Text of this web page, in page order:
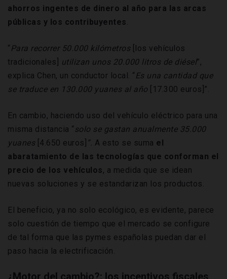
ahorros ingentes de dinero al año para las arcas
públicas y los contribuyentes.
“ Para recorrer 50.000 kilómetros [los vehículos
tradicionales]
utilizan unos 20.000 litros de diésel”,
explica Chen, un conductor local. “ Es una cantidad que
se traduce en 130.000 yuanes al año
[17.300 euros]”.
En cambio, haciendo uso del vehículo eléctrico para una
misma distancia “ solo se gastan anualmente 35.000
yuanes [4.650 euros] ”. A esto se suma el
abaratamiento de las tecnologías que conforman el
precio de los vehículos, a medida que se idean
nuevas soluciones y se estandarizan los productos.
El beneficio, ya no solo ecológico, es evidente, parece
solo cuestión de tiempo que el mercado se configure
de tal forma que las pymes españolas puedan dar el
paso hacia la electrificación.
¿Motor del cambio?: los incentivos fiscales